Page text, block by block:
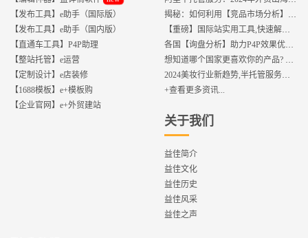
【发布工具】e助手（国际版）
【发布工具】e助手（国内版）
【直通车工具】P4P助理
【整站托管】e运营
【定制设计】e店装修
【1688模板】e+模板购
【企业官网】e+外贸建站
揭秘：如何利用【竞品市场分析】优化店铺流量？
【重磅】国际站实用工具,快速解决运营中的5大琐事，一键提升运营效率!
各国【询盘分析】助力P4P效果优化,提升ROI!
想知道哪个国家更喜欢你的产品? 来这找到答案!
2024美妆行业新趋势,半托管服务抢占流量红利
+查看更多资讯...
关于我们
益佳简介
益佳文化
益佳历史
益佳风采
益佳之声